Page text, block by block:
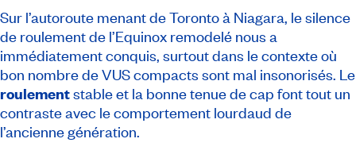
Sur l’autoroute menant de Toronto à Niagara, le silence
de roulement de l’Equinox remodelé nous a
immédiatement conquis, surtout dans le contexte où
bon nombre de VUS compacts sont mal insonorisés. Le
roulementstable et la bonne tenue de cap font tout un
contraste avec le comportement lourdaud de
l’ancienne génération.